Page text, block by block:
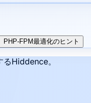
PHP-FPM最適化のヒント
Hiddence。